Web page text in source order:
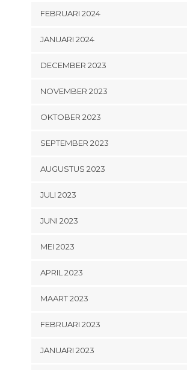
FEBRUARI 2024
JANUARI 2024
DECEMBER 2023
NOVEMBER 2023
OKTOBER 2023
SEPTEMBER 2023
AUGUSTUS 2023
JULI 2023
JUNI 2023
MEI 2023
APRIL 2023
MAART 2023
FEBRUARI 2023
JANUARI 2023